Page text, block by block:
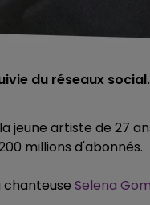
du réseaux social.
jeune artiste de 27
millions d'abonnés.
chanteuse Selena